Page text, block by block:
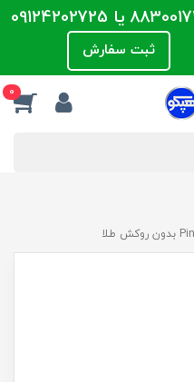
برای هماهنگی به شماره 021-88300171 یا 09124202725
ثبت سفارش
0